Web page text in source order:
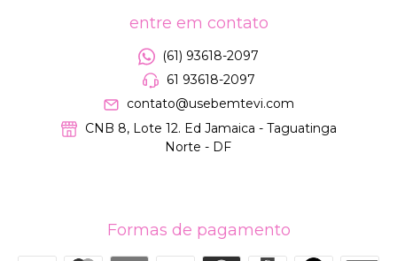
entre em contato
(61) 93618-2097
61 93618-2097
contato@usebemtevi.com
CNB 8, Lote 12. Ed Jamaica - Taguatinga
Norte - DF
Formas de pagamento